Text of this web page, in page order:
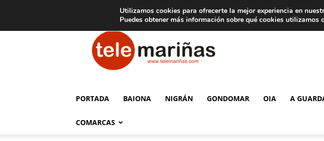
Aviso legal Tarifas de publicidad
Telemariñas
PORTADA BAIONA NIGRÁN GONDOMAR OIA A
COMARCAS
Utilizamos cookies para ofrecerte la mejor experiencia en
Puedes obtener más información sobre qué cookies utilizamos